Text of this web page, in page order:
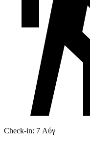
Check-in: 7 Αύγ